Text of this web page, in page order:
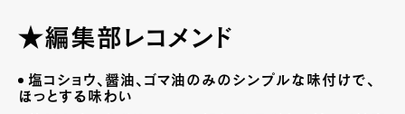
★編集部レコメンド
塩コショウ、醤油、ゴマ油のみのシンプルな味付けで、
ほっとする味わい